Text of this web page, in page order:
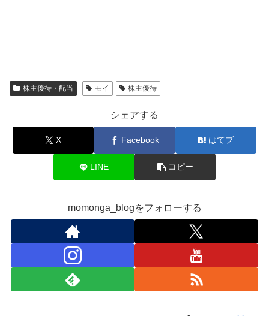
株主優待・配当 モイ 株主優待
シェアする
X Facebook はてブ
LINE コピー
momonga_blogをフォローする